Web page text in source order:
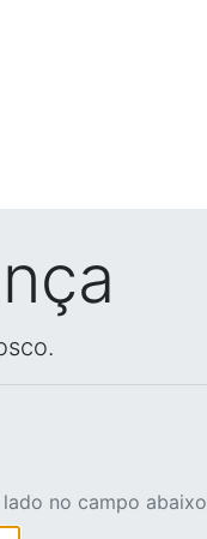
no campo abaixo